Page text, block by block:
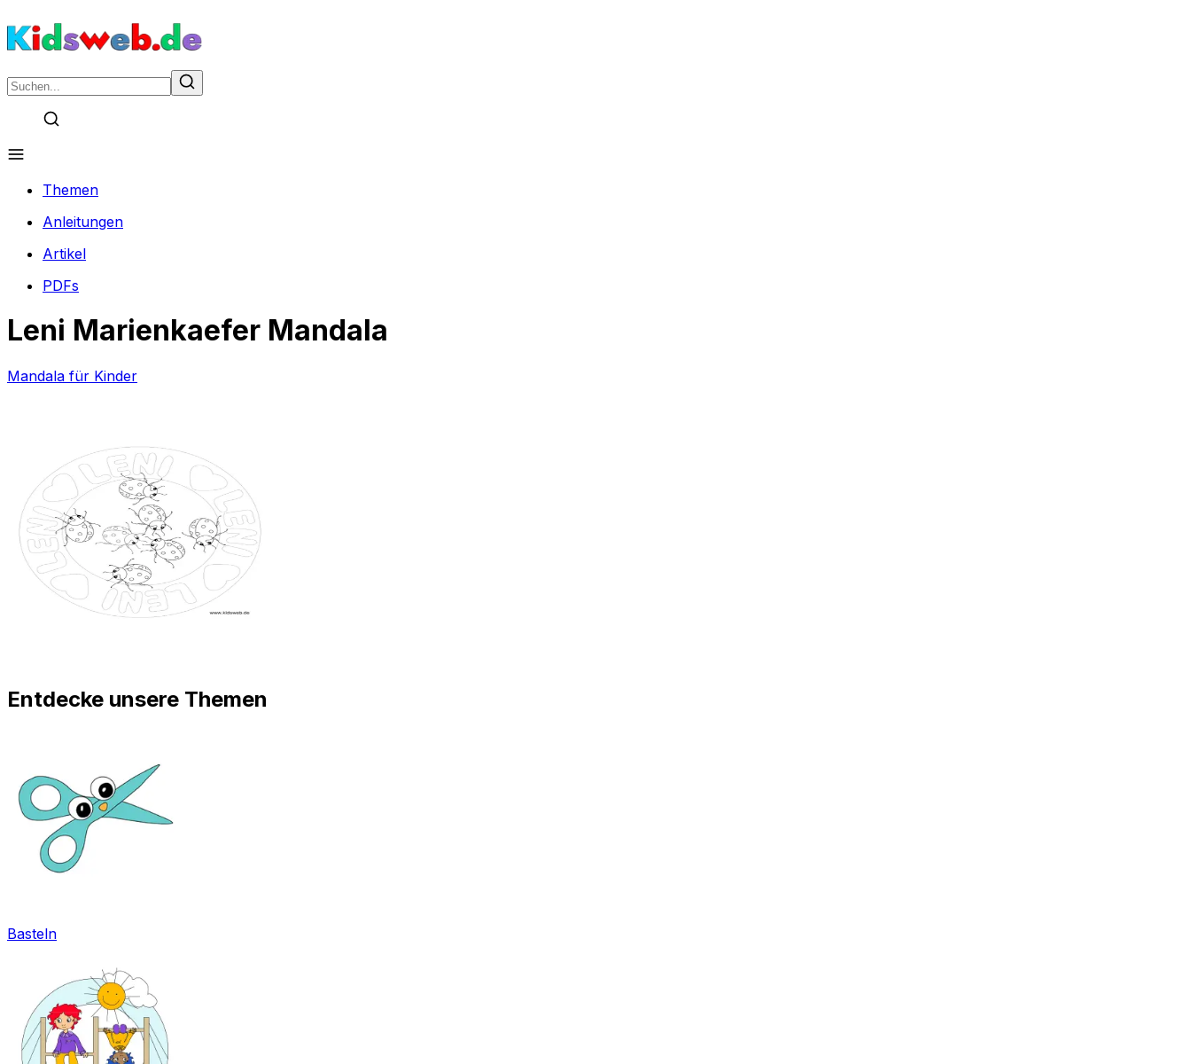
Themen
Anleitungen
Artikel
PDFs
Leni Marienkaefer Mandala
Mandala für Kinder
Entdecke unsere Themen
Basteln